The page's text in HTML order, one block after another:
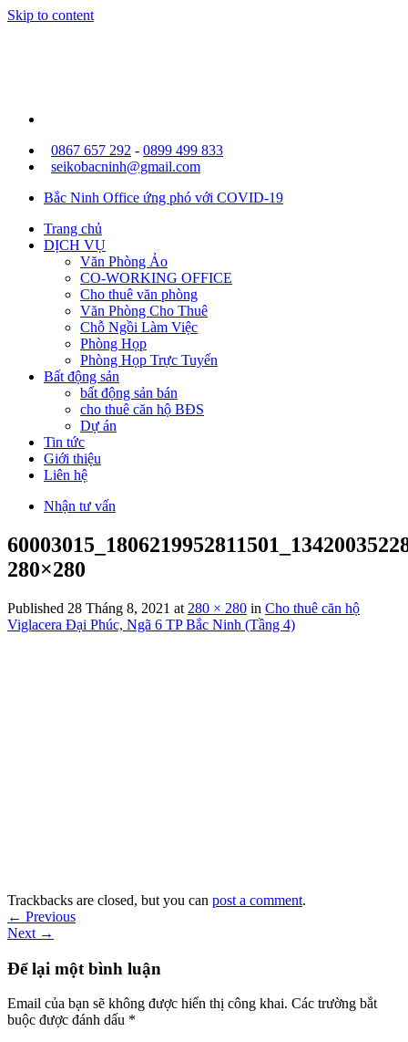
Skip to content
0867 657 292 - 0899 499 833
seikobacninh@gmail.com
Bắc Ninh Office ứng phó với COVID-19
Trang chủ
DỊCH VỤ
Văn Phòng Ảo
CO-WORKING OFFICE
Cho thuê văn phòng
Văn Phòng Cho Thuê
Chỗ Ngồi Làm Việc
Phòng Họp
Phòng Họp Trực Tuyến
Bất động sản
bất động sản bán
cho thuê căn hộ BĐS
Dự án
Tin tức
Giới thiệu
Liên hệ
Nhận tư vấn
280×280
Published 28 Tháng 8, 2021 at 280 × 280 in Cho thuê căn hộ
Viglacera Đại Phúc, Ngã 6 TP Bắc Ninh (Tầng 4)
Trackbacks are closed, but you can post a comment.
← Previous
Next →
Để lại một bình luận
Email của bạn sẽ không được hiển thị công khai. Các trường bắt
buộc được đánh dấu *